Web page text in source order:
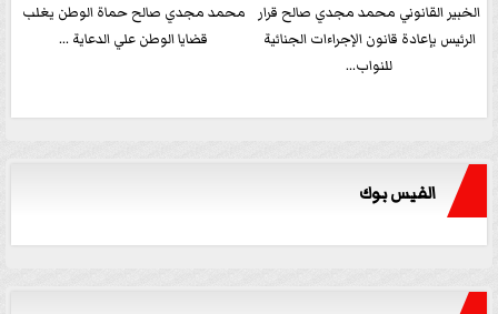
الخبير القانوني محمد مجدي صالح قرار
الرئيس بإعادة قانون الإجراءات الجنائية
للنواب...
محمد مجدي صالح حماة الوطن يغلب
قضايا الوطن علي الدعاية ...
الفيس بوك